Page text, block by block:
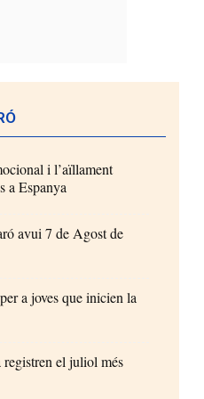
i l’aïllament
a Espanya
avui 7 de Agost de
a joves que inicien la
registren el juliol més